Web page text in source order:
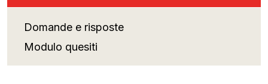
Domande e risposte
Modulo quesiti